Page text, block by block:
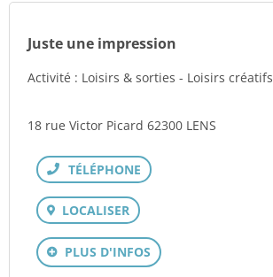
Juste une impression
Activité : Loisirs & sorties - Loisirs créatifs
18 rue Victor Picard 62300 LENS
Téléphone
LOCALISER
PLUS D'INFOS